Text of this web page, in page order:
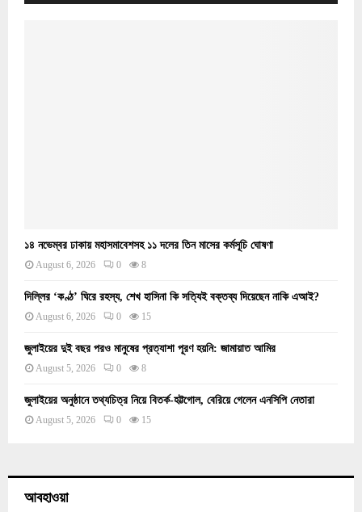
য়ো
১৪ নভেম্বর ঢাকায় মহাসমাবেশসহ ১১ দলের তিন মাসের কর্মসূচি ঘোষণা
August 6, 2026 0 8
দিল্লির ‘কণ্ঠ’ ঘিরে রহস্য, শেখ হাসিনা কি সত্যিই বক্তব্য দিয়েছেন নাকি এআই?
August 6, 2026 0 15
জুলাইয়ের দুই বছর পরও মানুষের প্রত্যাশা পূরণ হয়নি: জামায়াত আমির
August 5, 2026 0 8
জুলাইয়ের অনুষ্ঠানে তথ্যচিত্র নিয়ে বিতর্ক-হট্টগোল, বেরিয়ে গেলেন এনসিপি নেতারা
August 5, 2026 0 15
আবহাওয়া